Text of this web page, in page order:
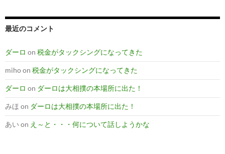
最近のコメント
ダーロ on 税金がタックシングになってきた
mihoon 税金がタックシングになってきた
ダーロ on ダーロは大相撲の本場所に出た！
みほ on ダーロは大相撲の本場所に出た！
あい on え～と・・・何について話しようかな